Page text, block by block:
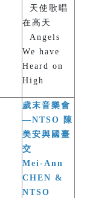
天使歌唱
在高天
Angels
We have
Heard on
High
歲末音樂會
—NTSO 陳
美安與國臺
交
Mei-Ann
CHEN &
NTSO